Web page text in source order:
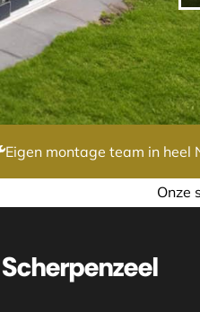
Eigen montage team in heel
showroom is geopend op